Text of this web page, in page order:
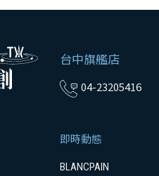
台中旗艦店
04-23205416
即時動態
BLANCPAIN